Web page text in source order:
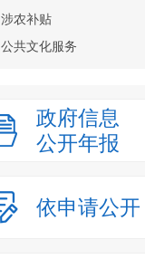
涉农补贴
公共文化服务
政府信息
公开年报
依申请公开